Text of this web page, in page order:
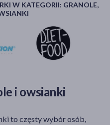
W KATEGORII: GRANOLE,
i owsianki
to częsty wybór osób,